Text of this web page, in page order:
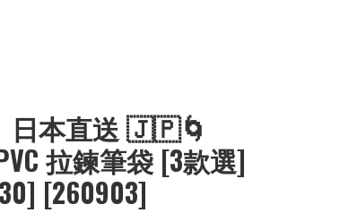
】日本直送 🇯🇵🌀
拉鍊筆袋 [3款選]
[260903]